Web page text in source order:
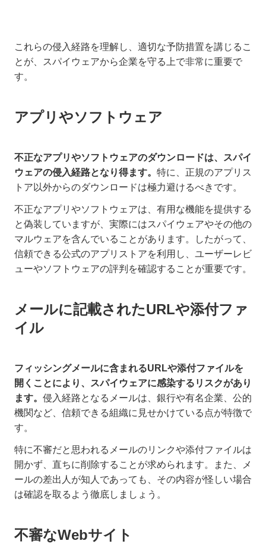
これらの侵入経路を理解し、適切な予防措置を講じるこ
とが、スパイウェアから企業を守る上で非常に重要で
す。
アプリやソフトウェア
不正なアプリやソフトウェアのダウンロードは、スパイ
ウェアの侵入経路となり得ます。 特に、正規のアプリス
トア以外からのダウンロードは極力避けるべきです。
不正なアプリやソフトウェアは、有用な機能を提供する
と偽装していますが、実際にはスパイウェアやその他の
マルウェアを含んでいることがあります。したがって、
信頼できる公式のアプリストアを利用し、ユーザーレビ
ューやソフトウェアの評判を確認することが重要です。
メールに記載されたURLや添付ファ
イル
フィッシングメールに含まれるURLや添付ファイルを
開くことにより、スパイウェアに感染するリスクがあり
ます。 侵入経路となるメールは、銀行や有名企業、公的
機関など、信頼できる組織に見せかけている点が特徴で
す。
特に不審だと思われるメールのリンクや添付ファイルは
開かず、直ちに削除することが求められます。また、メ
ールの差出人が知人であっても、その内容が怪しい場合
は確認を取るよう徹底しましょう。
不審なWebサイト